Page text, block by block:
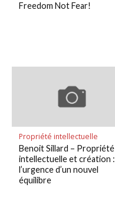
Freedom Not Fear!
Propriété intellectuelle
Benoit Sillard – Propriété
intellectuelle et création :
l’urgence d’un nouvel
équilibre